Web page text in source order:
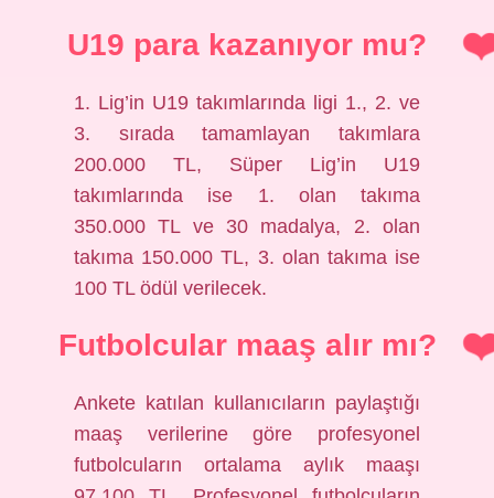
U19 para kazanıyor mu?
1. Lig’in U19 takımlarında ligi 1., 2. ve
3. sırada tamamlayan takımlara
200.000 TL, Süper Lig’in U19
takımlarında ise 1. olan takıma
350.000 TL ve 30 madalya, 2. olan
takıma 150.000 TL, 3. olan takıma ise
100 TL ödül verilecek.
Futbolcular maaş alır mı?
Ankete katılan kullanıcıların paylaştığı
maaş verilerine göre profesyonel
futbolcuların ortalama aylık maaşı